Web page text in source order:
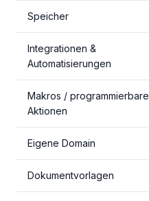
Speicher
Integrationen &
Automatisierungen
Makros / programmierbare
Aktionen
Eigene Domain
Dokumentvorlagen